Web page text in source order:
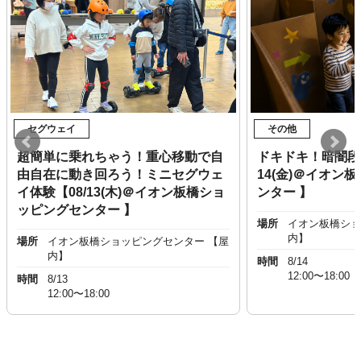
セグウェイ
超簡単に乗れちゃう！重心移動で自
由自在に動き回ろう！ミニセグウェ
イ体験【08/13(木)＠イオン板橋ショ
ッピングセンター 】
場所
イオン板橋ショッピングセンター 【屋
内】
時間
8/13
12:00〜18:00
その他
ドキドキ！暗闇
14(金)＠イオン
ンター 】
場所
イオン板橋シ
内】
時間
8/14
12:00〜18:00